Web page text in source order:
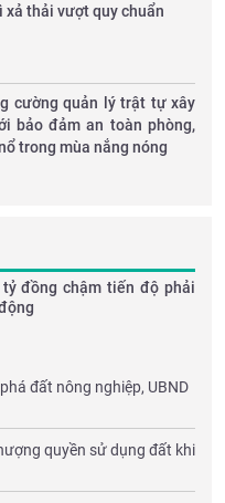
xả thải vượt quy chuẩn
cường quản lý trật tự xây
bảo đảm an toàn phòng,
trong mùa nắng nóng
đồng chậm tiến độ phải
đất nông nghiệp, UBND
quyền sử dụng đất khi